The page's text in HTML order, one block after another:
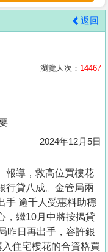
返回
瀏覽人次： 14467
2024年12月5日
報導，救高位買樓花
行貸八成。金管局兩
手 逾千人受惠料助穩
，繼10月中將按揭貸
昨日再出手，容許銀
住宅樓花的合資格買